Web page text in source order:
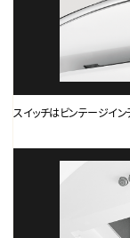
スイッチはビンテージイン